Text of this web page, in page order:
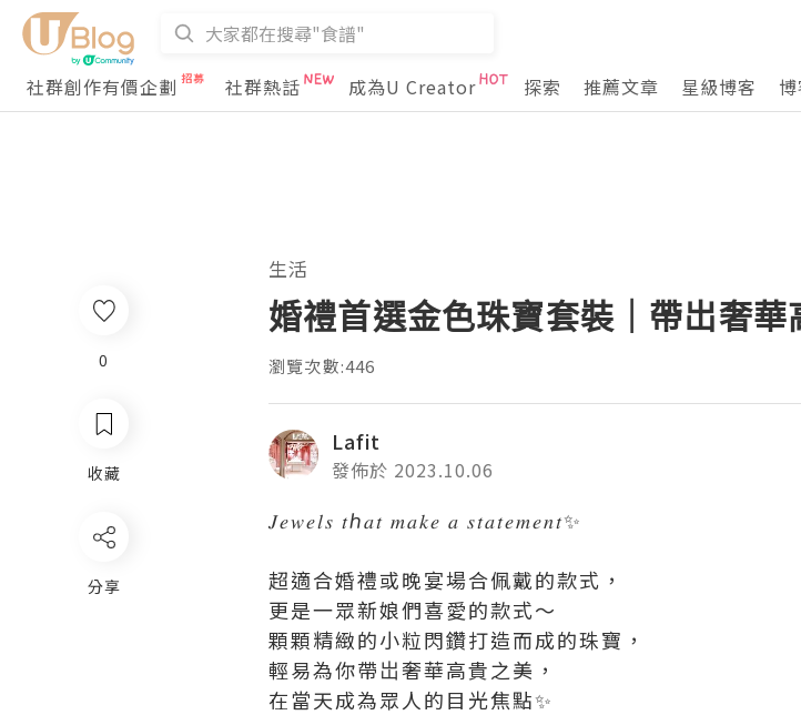
社群創作有價企劃
社群熱話 成為U Creator 探索 推薦文章 星級博客
0
收藏
分享
生活
婚禮首選金色珠寶套裝｜帶岀奢華
瀏覽次數:446
Lafit
發佈於 2023.10.06
𝐽𝑒𝑤𝑒𝑙𝑠 𝑡ℎ𝑎𝑡 𝑚𝑎𝑘𝑒 𝑎 𝑠𝑡𝑎𝑡𝑒𝑚𝑒𝑛𝑡✨
超適合婚禮或晚宴場合佩戴的款式，
更是一眾新娘們喜愛的款式～
顆顆精緻的小粒閃鑽打造而成的珠寶，
輕易為你帶岀奢華高貴之美，
在當天成為眾人的目光焦點✨